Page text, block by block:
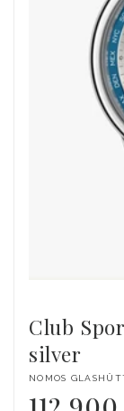
Club
silver
Dodavatel:
NOMOS
Běžná